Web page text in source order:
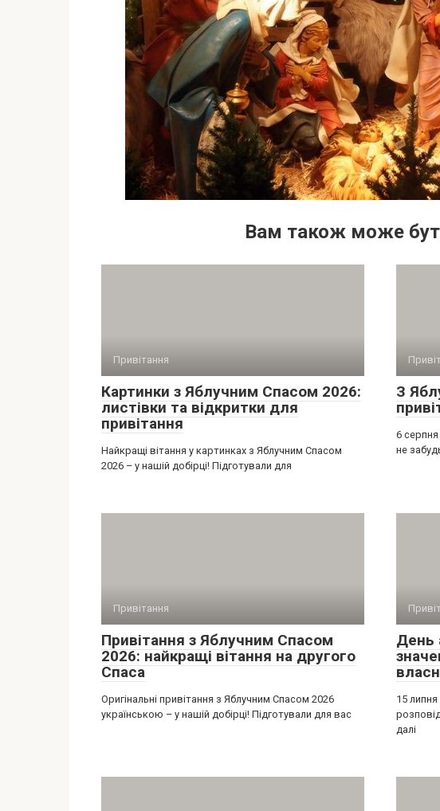
Вам також може
Привітання
Картинки з Яблучним Спасом 2026:
листівки та відкритки для
привітання
Найкращі вітання у картинках з Яблучним Спасом
2026 – у нашій добірці! Підготували для
З
6
не
Привітання
Привітання з Яблучним Спасом
2026: найкращі вітання на другого
Спаса
Оригінальні привітання з Яблучним Спасом 2026
українською – у нашій добірці! Підготували для вас
День
15
далі